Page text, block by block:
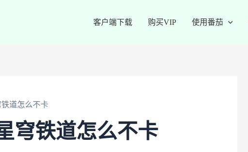
客户端下载 购买VIP 使用番茄
道怎么不卡
穹铁道怎么不卡